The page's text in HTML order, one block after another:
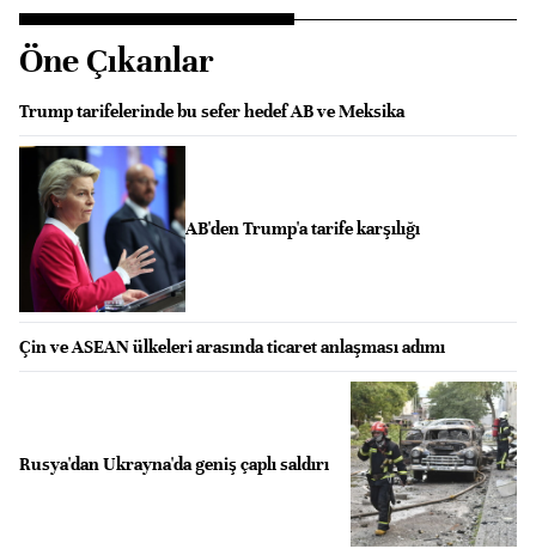
Öne Çıkanlar
Trump tarifelerinde bu sefer hedef AB ve Meksika
AB'den Trump'a tarife karşılığı
Çin ve ASEAN ülkeleri arasında ticaret anlaşması adımı
Rusya'dan Ukrayna'da geniş çaplı saldırı